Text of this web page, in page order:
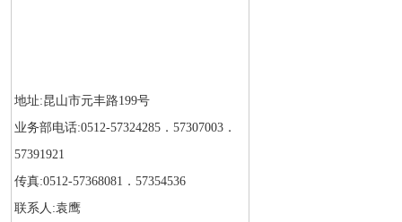
地址:昆山市元丰路199号
业务部电话:0512-57324285．57307003．
57391921
传真:0512-57368081．57354536
联系人:袁鹰